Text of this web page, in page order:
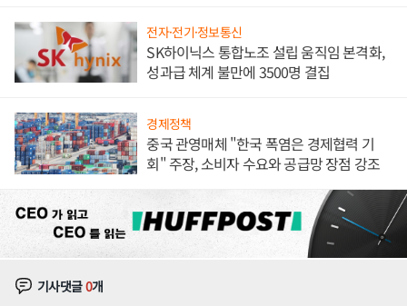
전자·전기·정보통신
SK하이닉스 통합노조 설립 움직임 본격화,
성과급 체계 불만에 3500명 결집
경제정책
중국 관영매체 "한국 폭염은 경제협력 기
회" 주장, 소비자 수요와 공급망 장점 강조
기사댓글0개